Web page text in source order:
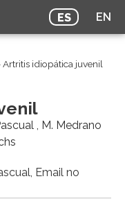
ES EN
Artritis idiopática juvenil
, M. Medrano
Email no